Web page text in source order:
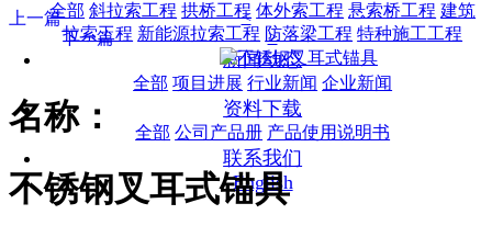
全部 斜拉索工程 拱桥工程 体外索工程 悬索桥工程 建筑
拉索工程 新能源拉索工程 防落梁工程 特种施工工程
新闻动态
全部 项目进展 行业新闻 企业新闻
资料下载
全部 公司产品册 产品使用说明书
联系我们
English
<
上一篇
>
下一篇
名称：
不锈钢叉耳式锚具